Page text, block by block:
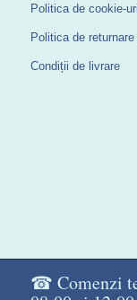
Politica de cookie-uri
Politica de
Condiții de livrare
☎ Comenzi